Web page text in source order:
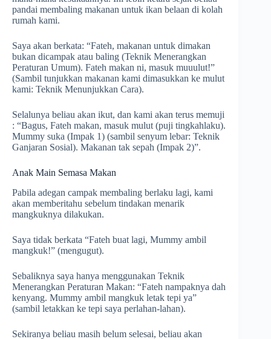
pandai membaling makanan untuk ikan belaan di kolah
rumah kami.
Saya akan berkata: “Fateh, makanan untuk dimakan
bukan dicampak atau baling (Teknik Menerangkan
Peraturan Umum). Fateh makan ni, masuk muuulut!”
(Sambil tunjukkan makanan kami dimasukkan ke mulut
kami: Teknik Menunjukkan Cara).
Selalunya beliau akan ikut, dan kami akan terus memuji
: “Bagus, Fateh makan, masuk mulut (puji tingkahlaku).
Mummy suka (Impak 1) (sambil senyum lebar: Teknik
Ganjaran Sosial). Makanan tak sepah (Impak 2)”.
Anak Main Semasa Makan
Pabila adegan campak membaling berlaku lagi, kami
akan memberitahu sebelum tindakan menarik
mangkuknya dilakukan.
Saya tidak berkata “Fateh buat lagi, Mummy ambil
mangkuk!” (mengugut).
Sebaliknya saya hanya menggunakan Teknik
Menerangkan Peraturan Makan: “Fateh nampaknya dah
kenyang. Mummy ambil mangkuk letak tepi ya”
(sambil letakkan ke tepi saya perlahan-lahan).
Sekiranya beliau masih belum selesai, beliau akan